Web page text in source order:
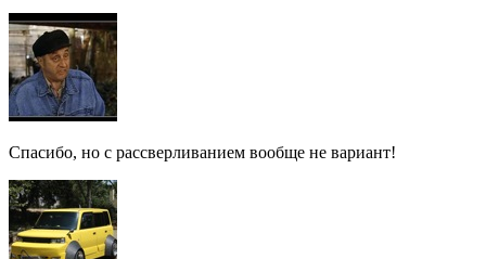
Спасибо, но с рассверливанием вообще не вариант!